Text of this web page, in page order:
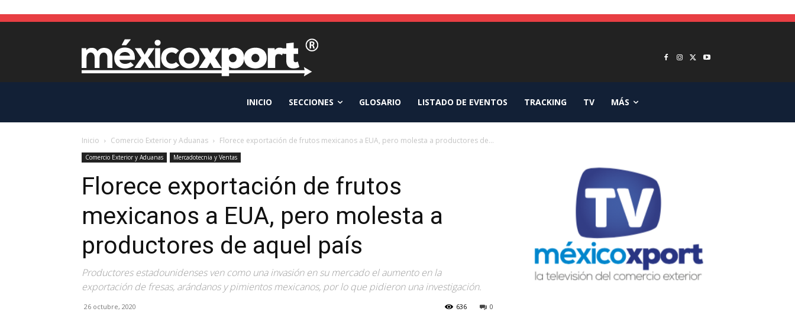
INICIO SECCIONES GLOSARIO LISTADO DE EVENTOS TRACKING TV MÁS
Inicio Comercio Exterior y Aduanas Florece exportación de frutos mexicanos a EUA, pero molesta a productores de...
Comercio Exterior y Aduanas Mercadotecnia y Ventas
Florece exportación de frutos
mexicanos a EUA, pero molesta a
productores de aquel país
Productores estadounidenses ven como una invasión en su mercado el aumento en la
exportación de fresas, arándanos y pimientos mexicanos, por lo que pidieron una investigación.
26 octubre, 2020 0
636